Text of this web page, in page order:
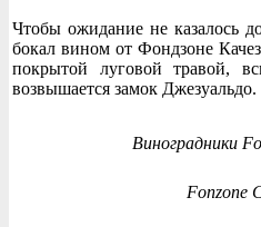
Чтобы ожидание не казалось
бокал вином от Фондзоне
покрытой луговой травой,
возвышается замок Джезуальдо.
Виноградники
Fonzone